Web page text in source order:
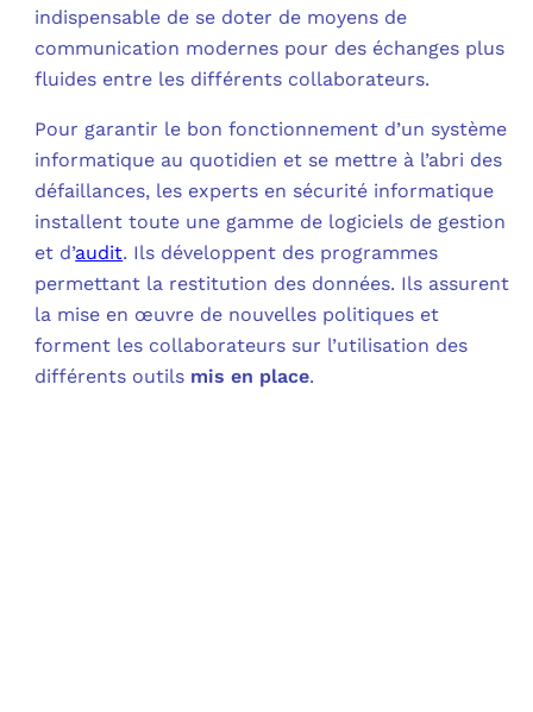
indispensable de se doter de moyens de
communication modernes pour des échanges plus
fluides entre les différents collaborateurs.
Pour garantir le bon fonctionnement d’un système
informatique au quotidien et se mettre à l’abri des
défaillances, les experts en sécurité informatique
installent toute une gamme de logiciels de gestion
et d’audit. Ils développent des programmes
permettant la restitution des données. Ils assurent
la mise en œuvre de nouvelles politiques et
forment les collaborateurs sur l’utilisation des
différents outils mis en place.